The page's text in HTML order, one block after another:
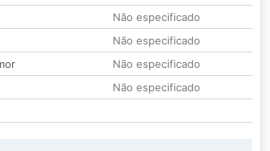
Não especificado
Não especificado
Não especificado
Não especificado